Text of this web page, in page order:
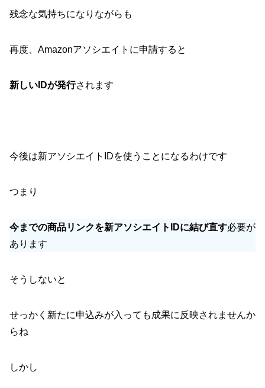
残念な気持ちになりながらも
再度、Amazonアソシエイトに申請すると
新しいIDが発行されます
今後は新アソシエイトIDを使うことになるわけです
つまり
今までの商品リンクを新アソシエイトIDに結び直す必要が
あります
そうしないと
せっかく新たに申込みが入っても成果に反映されませんか
らね
しかし